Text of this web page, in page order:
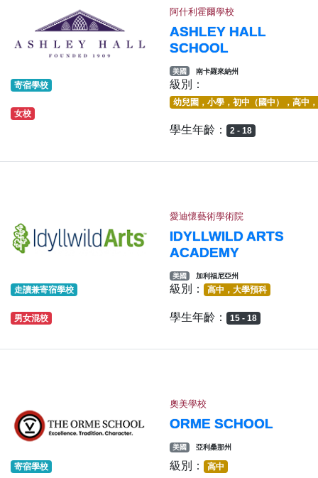
阿什利霍爾學校
ASHLEY HALL
SCHOOL
美國 南卡羅來納州
寄宿學校
女校
級別：
幼兒園，小學，初中（國中），高中
學生年齡： 2 - 18
愛迪懷藝術學術院
IDYLLWILD ARTS
ACADEMY
美國 加利福尼亞州
走讀兼寄宿學校
男女混校
級別： 高中，大學預科
學生年齡： 15 - 18
奧美學校
ORME SCHOOL
美國 亞利桑那州
寄宿學校 級別： 高中